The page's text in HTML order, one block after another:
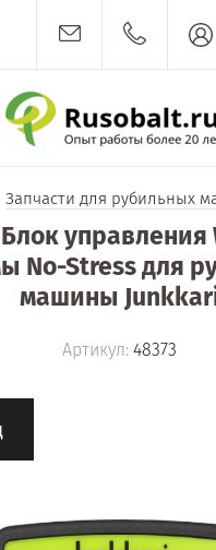
Запчасти для рубильных
управления
No-Stress для
машины
Артикул:48373